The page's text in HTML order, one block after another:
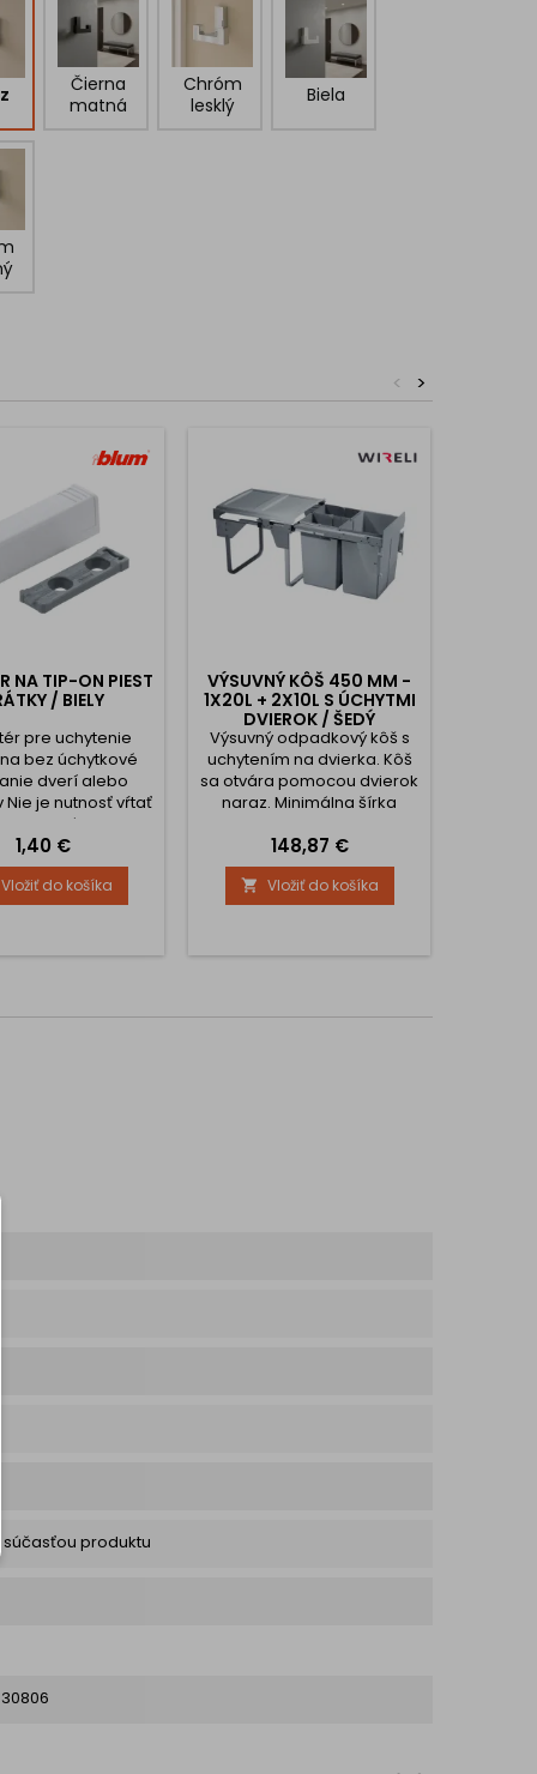
Čierna
matná
Chróm
lesklý
Biela
>
<
NA TIP-ON PIEST
/ BIELY
pre uchytenie
bez úchytkové
dverí alebo
Nie je nutnosť vŕtať
nábytku
Cena
1,40 €
Vložiť do košíka
VÝSUVNÝ KÔŠ 450 MM -
1X20L + 2X10L S ÚCHYTMI
DVIEROK / ŠEDÝ
Výsuvný odpadkový kôš s
uchytením na dvierka. Kôš
sa otvára pomocou dvierok
naraz. Minimálna šírka
obsahuje 3 nádoby s
objemom 1 x 20 litrov 2 x 10
litrov. Montáž koša je na dno
skrinky pomocou
Cena
148,87 €
 Vložiť do košíka
súčasťou produktu